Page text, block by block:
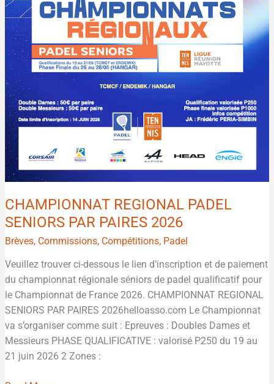
CHAMPIONNAT REGIONAL PADEL
SENIORS PAR PAIRES 2026
Brèves, Commissions, Compétitions, Padel
Veuillez trouver ci-dessous le lien d’inscription et de paiement
du championnat régionale séniors de padel qualificatif pour
le Championnat de France 2026. CHAMPIONNAT REGIONAL
SENIORS PAR PAIRES 2026helloasso.com Le Championnat
va s’organiser comme suit : Epreuves : Doubles Dames et
Messieurs PHASE QUALIFICATIVE : valorisé P250 du 19 au
21 juin 2026 2 Zones :